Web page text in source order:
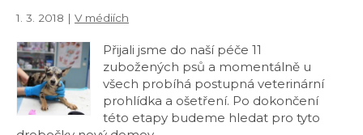
1. 3. 2018 | V médiích
Přijali jsme do naší péče 11
zubožených psů a momentálně u
všech probíhá postupná veterinární
prohlídka a ošetření. Po dokončení
této etapy budeme hledat pro tyto